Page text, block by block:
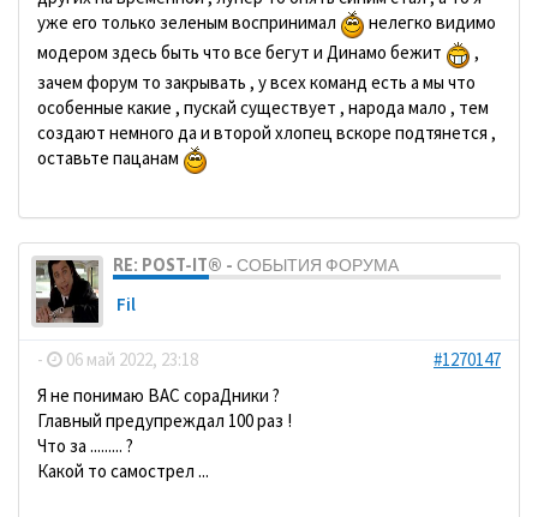
уже его только зеленым воспринимал
нелегко видимо
модером здесь быть что все бегут и Динамо бежит
,
зачем форум то закрывать , у всех команд есть а мы что
особенные какие , пускай существует , народа мало , тем
создают немного да и второй хлопец вскоре подтянется ,
оставьте пацанам
RE: POST-IT® - СОБЫТИЯ ФОРУМА
Fil
- 06 май 2022, 23:18
#1270147
Я не понимаю ВАС сораДники ?
Главный предупреждал 100 раз !
Что за ......... ?
Какой то самострел ...